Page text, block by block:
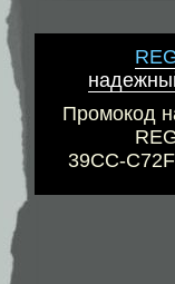
Промокод
39CC-